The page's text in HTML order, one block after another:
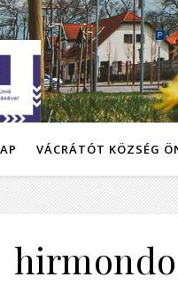
VÁCRÁTÓT KÖZSÉG